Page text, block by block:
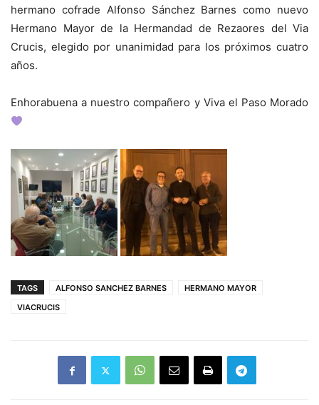
hermano cofrade Alfonso Sánchez Barnes como nuevo
Hermano Mayor de la Hermandad de Rezaores del Via
Crucis, elegido por unanimidad para los próximos cuatro
años.
Enhorabuena a nuestro compañero y Viva el Paso Morado
TAGS ALFONSO SANCHEZ BARNES
HERMANO MAYOR
VIACRUCIS